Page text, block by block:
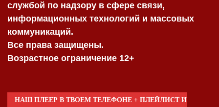
службой по надзору в сфере связи,
информационных технологий и массовых
коммуникаций.
Все права защищены.
Возрастное ограничение 12+
НАШ ПЛЕЕР В ТВОЕМ ТЕЛЕФОНЕ + ПЛЕЙЛИСТ И